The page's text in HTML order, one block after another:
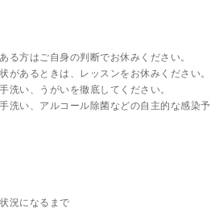
る方はご自身の判断でお休みください。
があるときは、レッスンをお休みください。
洗い、うがいを徹底してください。
洗い、アルコール除菌などの自主的な感染予
況になるまで